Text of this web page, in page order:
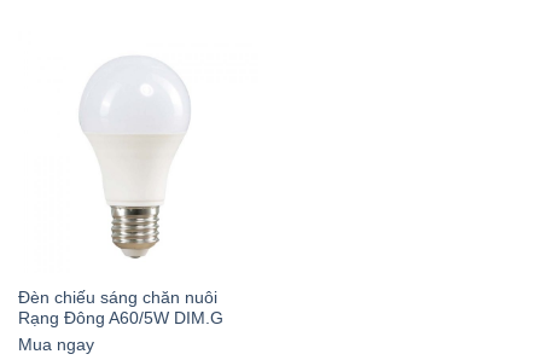
Đèn chiếu sáng chăn nuôi
Rạng Đông A60/5W DIM.G
Mua ngay